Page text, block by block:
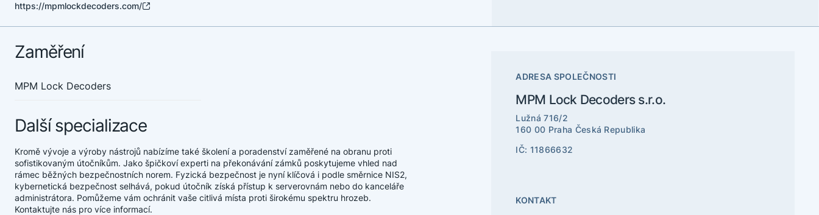
https://mpmlockdecoders.com/
Zaměření
MPM Lock Decoders
Další specializace
Kromě vývoje a výroby nástrojů nabízíme také školení a poradenství zaměřené na obranu proti
sofistikovaným útočníkům. Jako špičkoví experti na překonávání zámků poskytujeme vhled nad
rámec běžných bezpečnostních norem. Fyzická bezpečnost je nyní klíčová i podle směrnice NIS2,
kybernetická bezpečnost selhává, pokud útočník získá přístup k serverovnám nebo do kanceláře
administrátora. Pomůžeme vám ochránit vaše citlivá místa proti širokému spektru hrozeb.
Kontaktujte nás pro více informací.
ADRESA SPOLEČNOSTI
MPM Lock Decoders s.r.o.
Lužná 716/2
160 00 Praha Česká Republika
IČ: 11866632
KONTAKT